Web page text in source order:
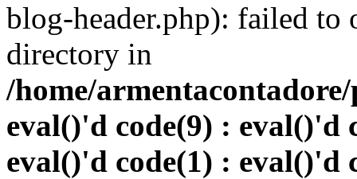
blog-header.php): failed to
directory in
/home/
eval()'d code(9) : eval()'d
eval()'d code(1) : eval()'d